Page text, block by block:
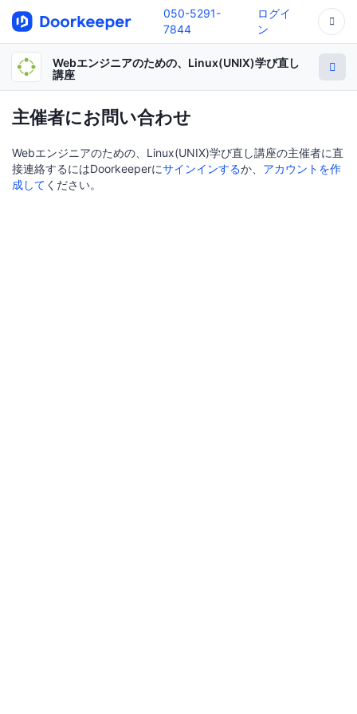
050-5291-
7844
ログイ
ン
Webエンジニアのための、Linux(UNIX)学び直し
講座
主催者にお問い合わせ
Webエンジニアのための、Linux(UNIX)学び直し講座の主催者に直
接連絡するにはDoorkeeperにサインインするか、 アカウントを作
成して ください。